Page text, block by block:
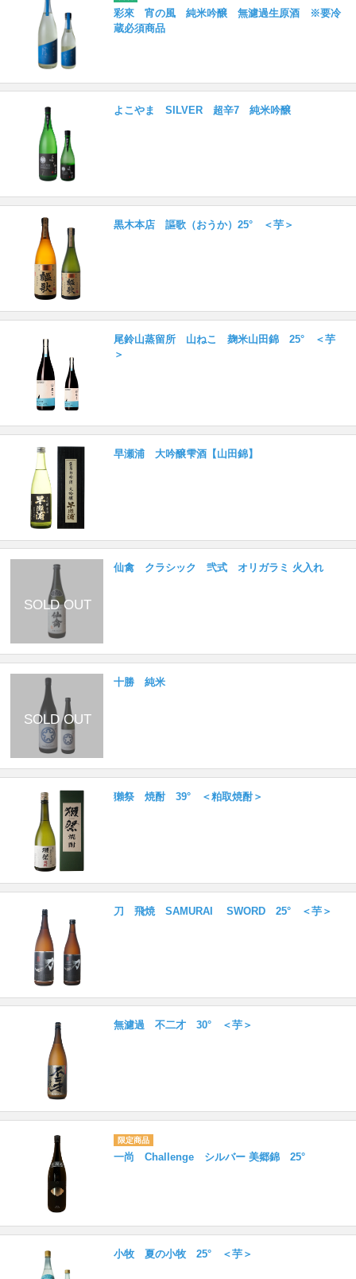
彩來 宵の風 純米吟醸 無濾過生原酒 ※要冷
蔵必須商品
よこやま SILVER 超辛7 純米吟醸
黒木本店 謳歌（おうか）25° ＜芋＞
尾鈴山蒸留所 山ねこ 麹米山田錦 25° ＜芋
＞
早瀬浦 大吟醸雫酒【山田錦】
仙禽 クラシック 弐式 オリガラミ 火入れ
十勝 純米
獺祭 焼酎 39° ＜粕取焼酎＞
刀 飛焼 SAMURAI SWORD 25° ＜芋＞
無濾過 不二才 30° ＜芋＞
一尚 Challenge シルバー 美郷錦 25°
小牧 夏の小牧 25° ＜芋＞